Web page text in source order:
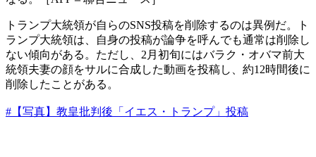
トランプ大統領が自らのSNS投稿を削除するのは異例だ。ト
ランプ大統領は、自身の投稿が論争を呼んでも通常は削除し
ない傾向がある。ただし、2月初旬にはバラク・オバマ前大
統領夫妻の顔をサルに合成した動画を投稿し、約12時間後に
削除したことがある。
#【写真】教皇批判後「イエス・トランプ」投稿